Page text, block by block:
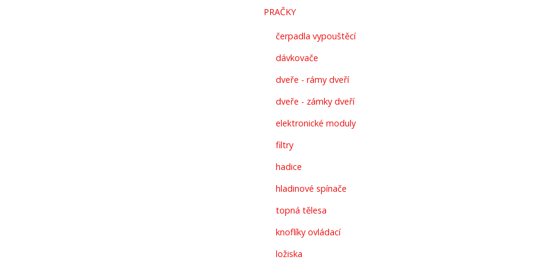
PRAČKY
čerpadla vypouštěcí
dávkovače
dveře - rámy dveří
dveře - zámky dveří
elektronické moduly
filtry
hadice
hladinové spínače
topná tělesa
knoflíky ovládací
ložiska